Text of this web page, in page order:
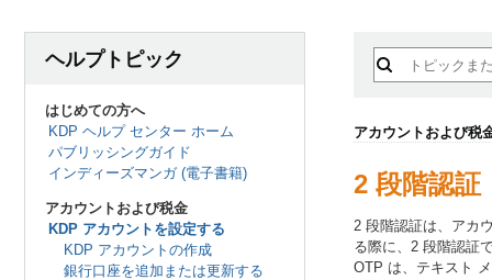
ヘルプトピック
はじめての方へ
KDP ヘルプ センター ホーム
パブリッシングガイド
インディーズマンガ (電子書籍)
アカウントおよび税金
KDP アカウントを設定する
KDP アカウントの作成
銀行口座を追加または更新する
アカウントおよび税
2 段階認証
2 段階認証は、アカ
る際に、2 段階認証
OTP は、テキスト